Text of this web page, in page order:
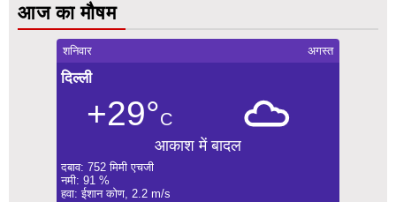
आज का मौषम
शनिवार अगस्त
दिल्ली
+29°C
आकाश में बादल
दबाव: 752 मिमी एचजी
नमी: 91 %
हवा: ईशान कोण, 2.2 m/s